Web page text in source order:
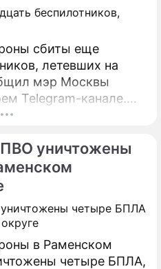
сбиты еще
летевших на
мэр Москвы
Telegram-канале.
округах
уничтожены
в Раменском
четыре БПЛА,